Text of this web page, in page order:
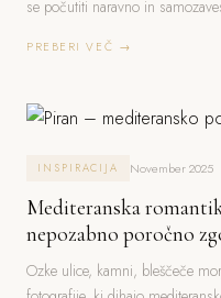
se počutiti naravno in
PREBERI VEČ →
INSPIRACIJA November 2025
Mediteranska
nepozabno poročno
Ozke ulice, kamni, bleščeče